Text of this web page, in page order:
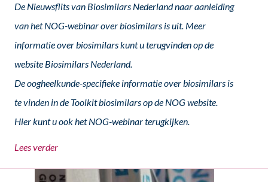
De Nieuwsflits van Biosimilars Nederlandnaar aanleiding
van het NOG-webinar over biosimilars is uit. Meer
informatie over biosimilars kunt u terugvinden op de
website Biosimilars Nederland.
De oogheelkunde-specifieke informatie over biosimilars is
te vinden in de Toolkit biosimilarsop de NOG website.
Hier kunt u ook het NOG-webinar terugkijken.
Lees verder